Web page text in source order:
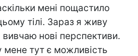
мені пощастило
тілі. Зараз я живу
вивчаю нові перспективи.
мене тут є можливість